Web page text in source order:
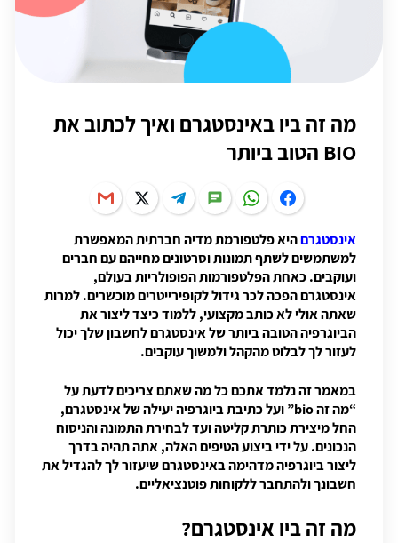
מה זה ביו באינסטגרם ואיך לכתוב את
BIO הטוב ביותר
אינסטגרםהיא פלטפורמת מדיה חברתית המאפשרת
למשתמשים לשתף תמונות וסרטונים מחייהם עם חברים
ועוקבים. כאחת הפלטפורמות הפופולריות בעולם,
אינסטגרם הפכה לכר גידול לקופירייטרים מוכשרים. למרות
שאתה אולי לא כותב מקצועי, ללמוד כיצד ליצור את
הביוגרפיה הטובה ביותר של אינסטגרם לחשבון שלך יכול
לעזור לך לבלוט מהקהל ולמשוך עוקבים.
במאמר זה נלמד אתכם כל מה שאתם צריכים לדעת על
“מה זה bio” ועל כתיבת ביוגרפיה יעילה של אינסטגרם,
החל מיצירת כותרת קליטה ועד לבחירת התמונה והניסוח
הנכונים. על ידי ביצוע הטיפים האלה, אתה תהיה בדרך
ליצור ביוגרפיה מדהימה באינסטגרם שיעזור לך להגדיל את
חשבונך ולהתחבר ללקוחות פוטנציאליים.
מה זה ביו אינסטגרם?